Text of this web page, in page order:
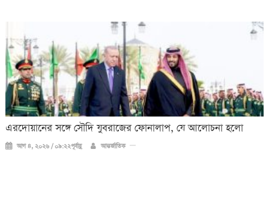
এরদোয়ানের সঙ্গে সৌদি যুবরাজের ফোনালাপ, যে আলোচনা হলো
আগ ৪, ২০২৬ / ০৯:২২পূর্বাহ্ণ আন্তর্জাতিক